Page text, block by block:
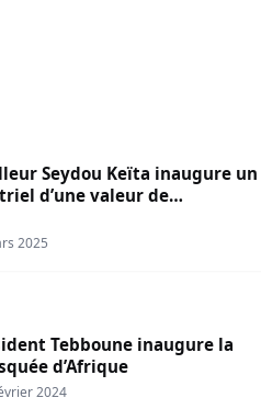
Seydou Keïta inaugure un
d’une valeur de…
2025
Tebboune inaugure la
d’Afrique
2024